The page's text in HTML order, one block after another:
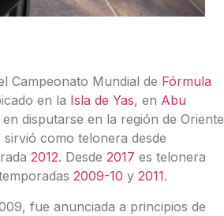
Campeonato Mundial de Fórmula
en la Isla de Yas, en Abu
disputarse en la región de Oriente
sirvió como telonera desde
2012. Desde 2017 es telonera
2009-10 y 2011.
fue anunciada a principios de